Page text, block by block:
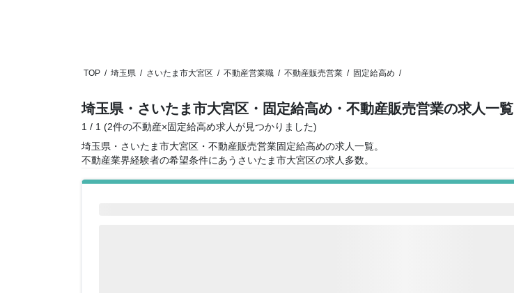
TOP / 埼玉県 / さいたま市大宮区 / 不動産営業職 / 不動産販売営業 / 固定給高め /
埼玉県・さいたま市大宮区・固定給高め・不動産販売営業の求人一覧
1 / 1 (2件の不動産×固定給高め求人が見つかりました)
埼玉県・さいたま市大宮区・不動産販売営業固定給高めの求人一覧。
不動産業界経験者の希望条件にあうさいたま市大宮区の求人多数。